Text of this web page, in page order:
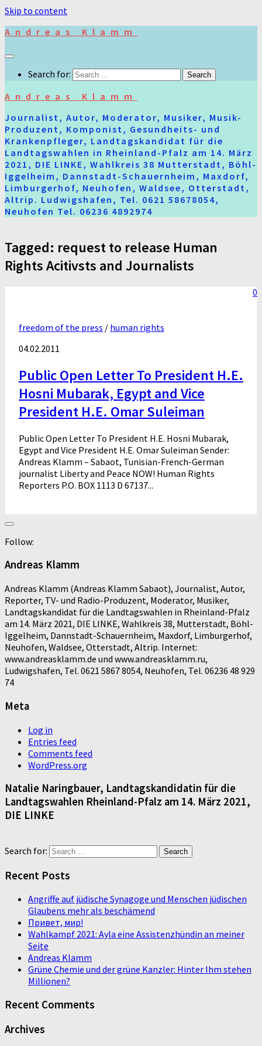
Skip to content
Andreas Klamm
Search for:
Andreas Klamm
Journalist, Autor, Moderator, Musiker, Musik-
Produzent, Komponist, Gesundheits- und
Krankenpfleger, Landtagskandidat für die
Landtagswahlen in Rheinland-Pfalz am 14. März
2021, DIE LINKE, Wahlkreis 38 Mutterstadt, Böhl-
Iggelheim, Dannstadt-Schauernheim, Maxdorf,
Limburgerhof, Neuhofen, Waldsee, Otterstadt,
Altrip. Ludwigshafen, Tel. 0621 58678054,
Neuhofen Tel. 06236 4892974
Tagged: request to release Human
Rights Acitivsts and Journalists
0
freedom of the press / human rights
04.02.2011
Public Open Letter To President H.E.
Hosni Mubarak, Egypt and Vice
President H.E. Omar Suleiman
Public Open Letter To President H.E. Hosni Mubarak,
Egypt and Vice President H.E. Omar Suleiman Sender:
Andreas Klamm – Sabaot, Tunisian-French-German
journalist Liberty and Peace NOW! Human Rights
Reporters P.O. BOX 1113 D 67137...
Follow:
Andreas Klamm
Andreas Klamm (Andreas Klamm Sabaot), Journalist, Autor,
Reporter, TV- und Radio-Produzent, Moderator, Musiker,
Landtagskandidat für die Landtagswahlen in Rheinland-Pfalz
am 14. März 2021, DIE LINKE, Wahlkreis 38, Mutterstadt, Böhl-
Iggelheim, Dannstadt-Schauernheim, Maxdorf, Limburgerhof,
Neuhofen, Waldsee, Otterstadt, Altrip. Internet:
www.andreasklamm.de und www.andreasklamm.ru,
Ludwigshafen, Tel. 0621 5867 8054, Neuhofen, Tel. 06236 48 929
74
Meta
Log in
Entries feed
Comments feed
WordPress.org
Natalie Naringbauer, Landtagskandidatin für die
Landtagswahlen Rheinland-Pfalz am 14. März 2021,
DIE LINKE
Search for:
Recent Posts
Angriffe auf jüdische Synagoge und Menschen jüdischen
Glaubens mehr als beschämend
Привет, мир!
Wahlkampf 2021: Ayla eine Assistenzhündin an meiner
Seite
Andreas Klamm
Grüne Chemie und der grüne Kanzler: Hinter Ihm stehen
Millionen?
Recent Comments
Archives